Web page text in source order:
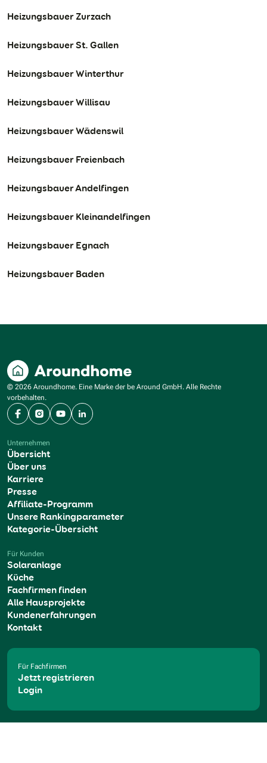
Heizungsbauer Zurzach
Heizungsbauer St. Gallen
Heizungsbauer Winterthur
Heizungsbauer Willisau
Heizungsbauer Wädenswil
Heizungsbauer Freienbach
Heizungsbauer Andelfingen
Heizungsbauer Kleinandelfingen
Heizungsbauer Egnach
Heizungsbauer Baden
© 2026 Aroundhome. Eine Marke der be Around GmbH. Alle Rechte
vorbehalten.
FacebookInstagram
YouTubeLinkedIn
Unternehmen
Übersicht
Über uns
Karriere
Presse
Affiliate-Programm
Unsere Rankingparameter
Kategorie-Übersicht
Für Kunden
Solaranlage
Küche
Fachfirmen finden
Alle Hausprojekte
Kundenerfahrungen
Kontakt
Für Fachfirmen
Jetzt registrieren
Login